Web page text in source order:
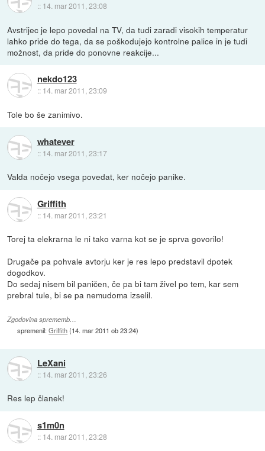
:: 14. mar 2011, 23:08
Avstrijec je lepo povedal na TV, da tudi zaradi visokih temperatur
lahko pride do tega, da se poškodujejo kontrolne palice in je tudi
možnost, da pride do ponovne reakcije...
nekdo123
:: 14. mar 2011, 23:09
Tole bo še zanimivo.
whatever
:: 14. mar 2011, 23:17
Valda nočejo vsega povedat, ker nočejo panike.
Griffith
:: 14. mar 2011, 23:21
Torej ta elekrarna le ni tako varna kot se je sprva govorilo!
Drugače pa pohvale avtorju ker je res lepo predstavil dpotek
dogodkov.
Do sedaj nisem bil paničen, če pa bi tam živel po tem, kar sem
prebral tule, bi se pa nemudoma izselil.
Zgodovina sprememb…
spremenil:Griffith(14. mar 2011 ob 23:24)
LeXani
:: 14. mar 2011, 23:26
Res lep članek!
s1m0n
:: 14. mar 2011, 23:28